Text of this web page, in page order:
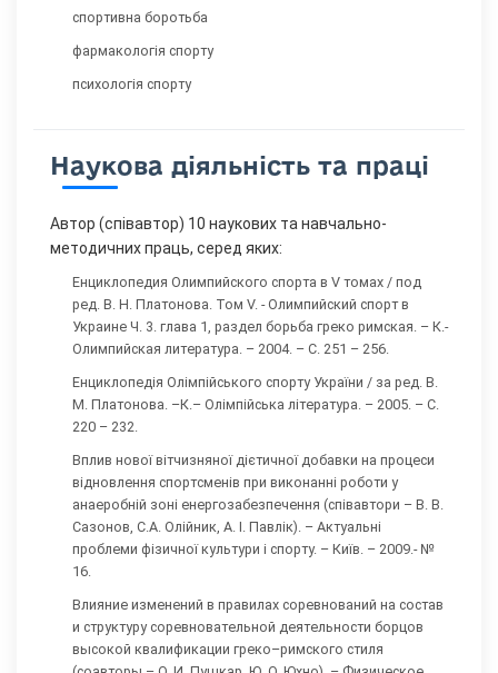
спортивна боротьба
фармакологія спорту
психологія спорту
Наукова діяльність та праці
Автор (співавтор) 10 наукових та навчально-
методичних праць, серед яких:
Енциклопедия Олимпийского спорта в V томах / под
ред. В. Н. Платонова. Том V. - Олимпийский спорт в
Украине Ч. 3. глава 1, раздел борьба греко римская. – К.-
Олимпийская литература. – 2004. – С. 251 – 256.
Енциклопедія Олімпійського спорту України / за ред. В.
М. Платонова. –К.– Олімпійська література. – 2005. – С.
220 – 232.
Вплив нової вітчизняної дієтичної добавки на процеси
відновлення спортсменів при виконанні роботи у
анаеробній зоні енергозабезпечення (співавтори – В. В.
Сазонов, С.А. Олійник, А. І. Павлік). – Актуальні
проблеми фізичної культури і спорту. – Київ. – 2009.- №
16.
Влияние изменений в правилах соревнований на состав
и структуру соревновательной деятельности борцов
высокой квалификации греко–римского стиля